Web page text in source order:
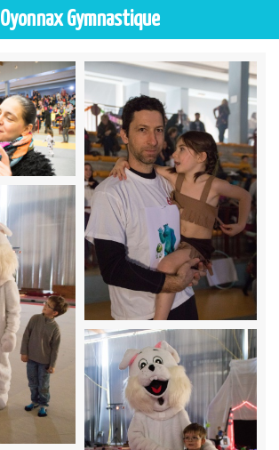
Oyonnax Gymnastique